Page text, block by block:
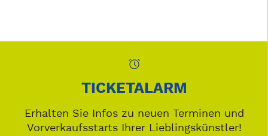
TICKETALARM
Erhalten Sie Infos zu neuen Terminen und
Vorverkaufsstarts Ihrer Lieblingskünstler!